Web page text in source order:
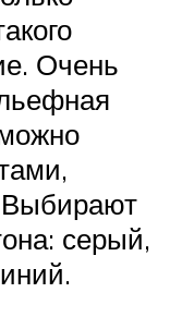
Очень
серый,